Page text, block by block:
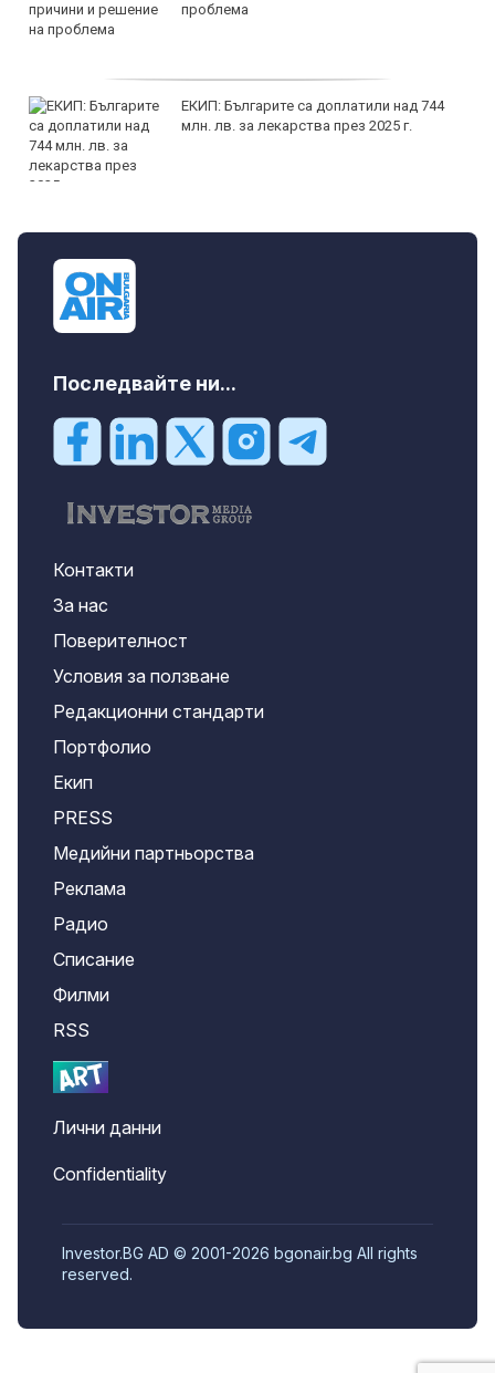
проблема
ЕКИП: Българите са доплатили над 744
млн. лв. за лекарства през 2025 г.
Последвайте ни...
Контакти
За нас
Поверителност
Условия за ползване
Редакционни стандарти
Портфолио
Екип
PRESS
Медийни партньорства
Реклама
Радио
Списание
Филми
RSS
Лични данни
Confidentiality
Investor.BG AD © 2001-2026 bgonair.bg All rights
reserved.